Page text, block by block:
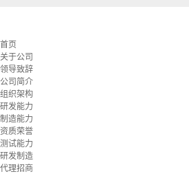
首页
关于公司
领导致辞
公司简介
组织架构
研发能力
制造能力
资质荣誉
测试能力
研发制造
代理招商